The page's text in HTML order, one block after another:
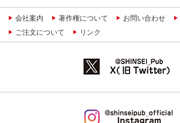
会社案内 著作権について お問い合わせ
ご注文について
リンク